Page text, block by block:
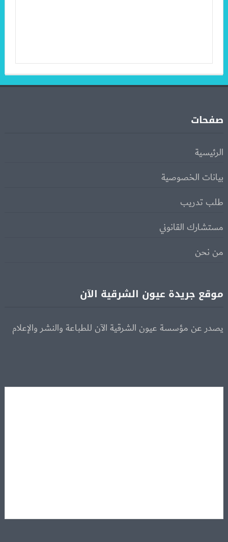
صفحات
الرئيسية
بيانات الخصوصية
طلب تدريب
مستشارك القانوني
من نحن
موقع جريدة عيون الشرقية الآن
يصدر عن مؤسسة عيون الشرقية الآن للطباعة والنشر والإعلام